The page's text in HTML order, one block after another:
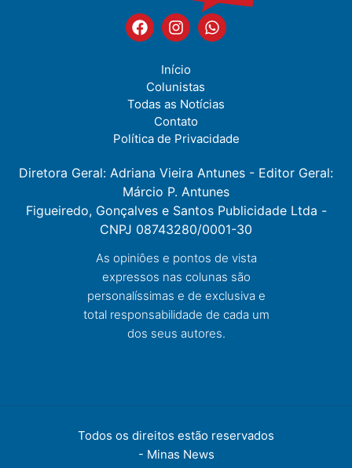
Início
Colunistas
Todas as Notícias
Contato
Política de Privacidade
Diretora Geral: Adriana Vieira Antunes - Editor Geral:
Márcio P. Antunes
Figueiredo, Gonçalves e Santos Publicidade Ltda -
CNPJ 08743280/0001-30
As opiniôes e pontos de vista
expressos nas colunas são
personalíssimas e de exclusiva e
total responsabilidade de cada um
dos seus autores.
Todos os direitos estão reservados
- Minas News